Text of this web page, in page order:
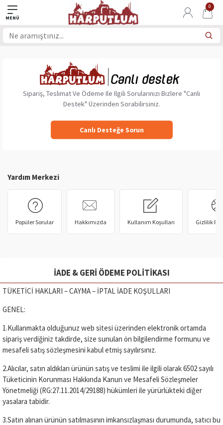
0
Sipariş, Teslimat Ve Ödeme Ile Ilgili Sorularınızı Bizlere "Canlı
Destek" Üzerinden Sorabilirsiniz.
Canlı Desteğe Sorun
Yardım Merkezi
Popüler Sorular Hakkımızda Kullanım Koşulları Gizlilik
İADE & GERI ÖDEME POLITIKASI
TÜKETİCİ HAKLARI – CAYMA – İPTAL İADE KOŞULLARI
GENEL:
1.Kullanmakta olduğunuz web sitesi üzerinden elektronik ortamda
sipariş verdiğiniz takdirde, size sunulan ön bilgilendirme formunu ve
mesafeli satış sözleşmesini kabul etmiş sayılırsınız.
2.Alıcılar, satın aldıkları ürünün satış ve teslimi ile ilgili olarak 6502 sayılı
Tüketicinin Korunması Hakkında Kanun ve Mesafeli Sözleşmeler
Yönetmeliği (RG:27.11.2014/29188) hükümleri ile yürürlükteki diğer
yasalara tabidir.
3.Satın alınan ürünün satılmasının imkansızlaşması durumunda, satıcı bu